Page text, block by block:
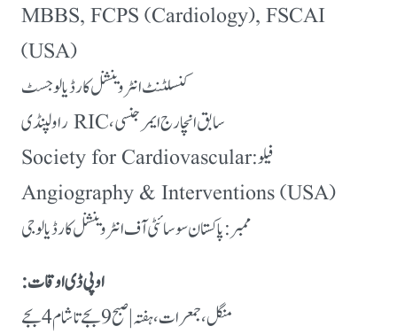
MBBS, FCPS (Cardiology), FSCAI
(USA)
کنسلٹنٹ انٹروینشنل کارڈیالوجسٹ
سابق انچارج ایمرجنسی، RIC راولپنڈی
فیلو: Society for Cardiovascular
Angiography & Interventions (USA)
ممبر: پاکستان سوسائٹی آف انٹروینشنل کارڈیالوجی
او پی ڈی اوقات:
منگل، جمعرات، ہفتہ | صبح 9 بجے تا شام 4 بجے